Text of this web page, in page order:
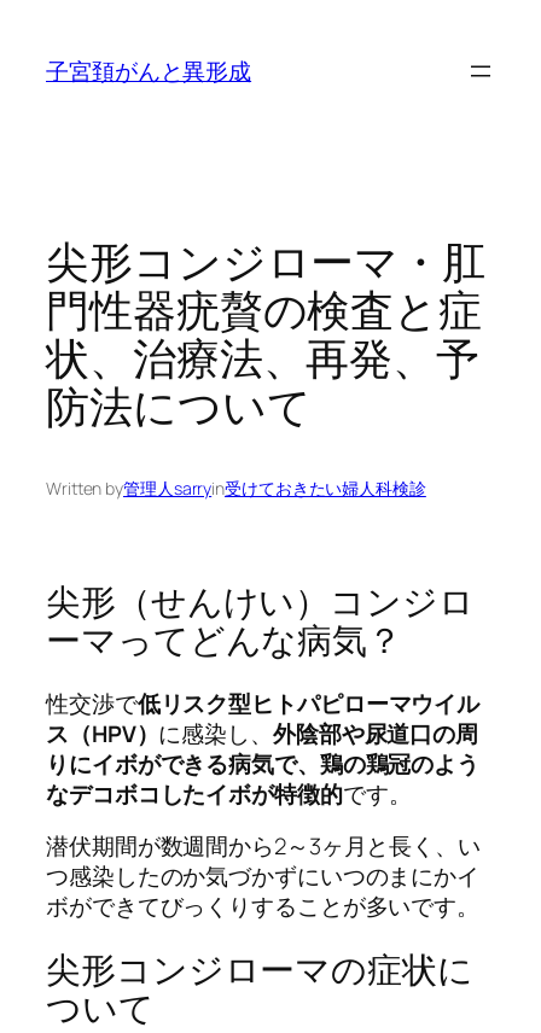
子宮頚がんと異形成
尖形コンジローマ・肛
門性器疣贅の検査と症
状、治療法、再発、予
防法について
Written by管理人sarryin受けておきたい婦人科検診
尖形（せんけい）コンジロ
ーマってどんな病気？
性交渉で低リスク型ヒトパピローマウイル
ス（HPV） に感染し、 外陰部や尿道口の周
りにイボができる病気で、鶏の鶏冠のよう
なデコボコしたイボが特徴的です。
潜伏期間が数週間から2～3ヶ月と長く、い
つ感染したのか気づかずにいつのまにかイ
ボができてびっくりすることが多いです。
尖形コンジローマの症状に
ついて